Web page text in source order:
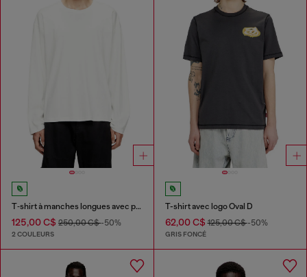
T‑shirt à manches longues avec panneaux uni
125,00 C$ 250,00 C$-50%
2 COULEURS
T-shirt avec logo Oval D
62,00 C$125,00 C$-50%
GRIS FONCÉ